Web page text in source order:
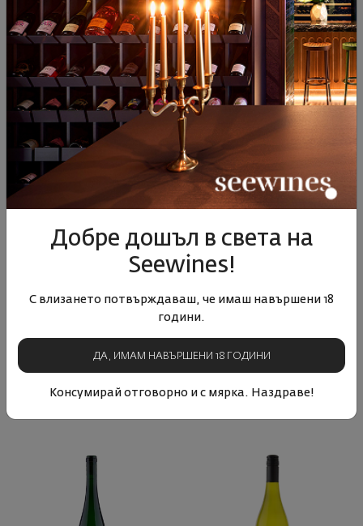
53 12 € 10389 лв. 1938 37 90 лв.
91
Кремстал 2024
05
Добре дошъл в света на
Seewines!
С влизането потвърждаваш, че имаш навършени 18
години.
ДА, ИМАМ НАВЪРШЕНИ 18 ГОДИНИ
Консумирай отговорно и с мярка. Наздраве!